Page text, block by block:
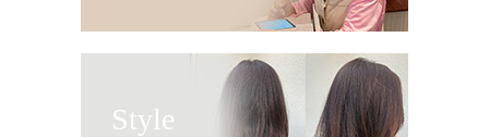
Style